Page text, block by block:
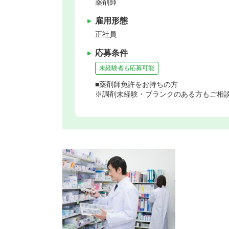
薬剤師
雇用形態
正社員
応募条件
未経験者も応募可能
■薬剤師免許をお持ちの方
※調剤未経験・ブランクのある方もご相